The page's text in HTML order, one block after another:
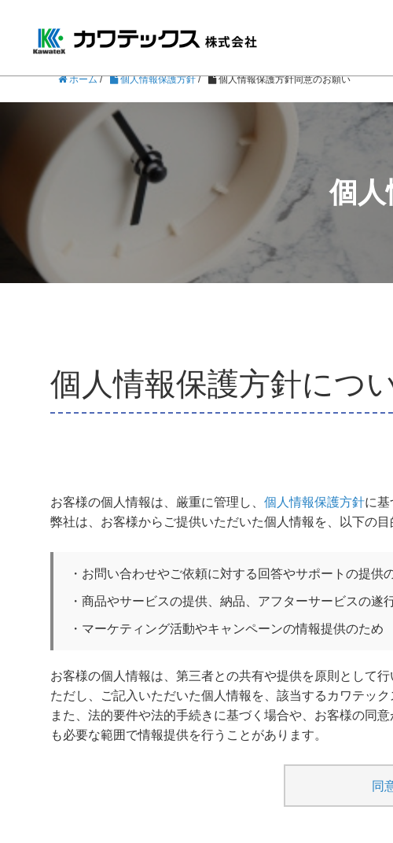
ホーム/ 個人情報保護方針/ 個人情報保護方針同意のお願い
個人
個人情報保護方針につ
お客様の個人情報は、厳重に管理し、 個人情報保護方針に基
弊社は、お客様からご提供いただいた個人情報を、以下の目
・お問い合わせやご依頼に対する回答やサポートの提供
・商品やサービスの提供、納品、アフターサービスの遂
・マーケティング活動やキャンペーンの情報提供のため
お客様の個人情報は、第三者との共有や提供を原則として行
ただし、ご記入いただいた個人情報を、該当するカワテッ
また、法的要件や法的手続きに基づく場合や、お客様の同
も必要な範囲で情報提供を行うことがあります。
同